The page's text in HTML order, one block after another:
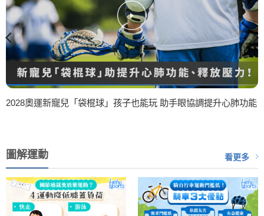
2028奧運新寵兒「袋棍球」孩子也能玩 助手眼協調提升心肺功能
圖解運動 看更多